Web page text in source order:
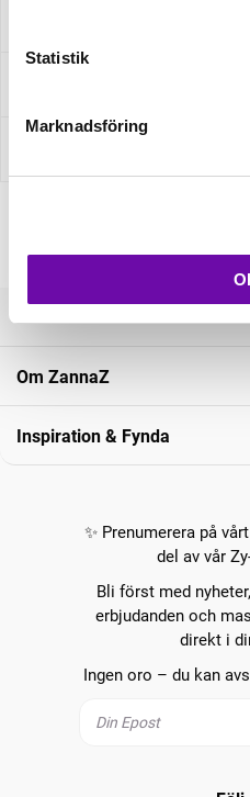
Statistik
Marknadsföring
Kundservice
Om ZannaZ
Inspiration & Fynda
✨ Prenumerera på
del av vår
Bli först med
erbjudanden och
direkt i
Ingen oro – du kan